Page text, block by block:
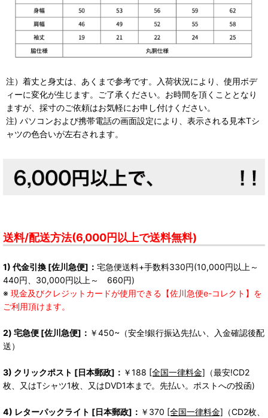
注）着丈と身丈は、あくまで参考です。入荷状況により、使用ボデ
ィーに変化が生じます。ご了承ください。お時間を頂くこととなり
ますが、採寸のご依頼はお気軽にお申し付けください。
注) パソコンおよび携帯電話の画面設定により、表示される見本Tシ
ャツの色合いが左右されます。
送料/配送方法(6,000円以上で送料無料)
1) 代金引換 [佐川急便]： 宅急便送料+手数料330円(10,000円以上～
440円、30,000円以上～ 660円)
※ 現金及びクレジットカードが使用できる【佐川急便e-コレクト】を
ご利用頂けます。
2) 宅急便 [佐川急便]： ￥450~（安全!銀行振込先払い、入金確認後配
送）
3) クリックポスト [日本郵政]： ￥188 [全国一律料金] （最安!CD2
枚、又はTシャツ1枚、又はDVD1本まで。先払い。ポストへの投函)
4) レターパックライト [日本郵政]： ￥370 [全国一律料金] （CD2枚、